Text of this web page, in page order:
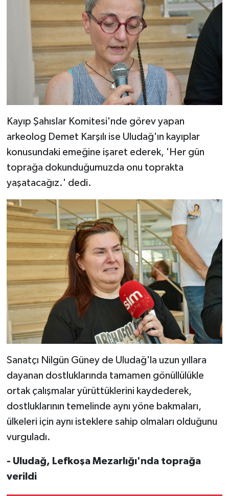
Kayıp Şahıslar Komitesi'nde görev yapan
arkeolog Demet Karşılı ise Uludağ'ın kayıplar
konusundaki emeğine işaret ederek, 'Her gün
toprağa dokunduğumuzda onu toprakta
yaşatacağız.' dedi.
Sanatçı Nilgün Güney de Uludağ'la uzun yıllara
dayanan dostluklarında tamamen gönüllülükle
ortak çalışmalar yürüttüklerini kaydederek,
dostluklarının temelinde aynı yöne bakmaları,
ülkeleri için aynı isteklere sahip olmaları olduğunu
vurguladı.
- Uludağ, Lefkoşa Mezarlığı'nda toprağa
verildi